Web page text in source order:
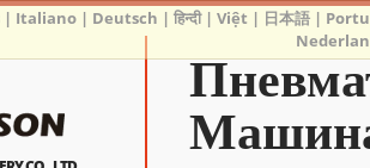
| Italiano | Deutsch |हिन्दी|Việt | 日本語 |